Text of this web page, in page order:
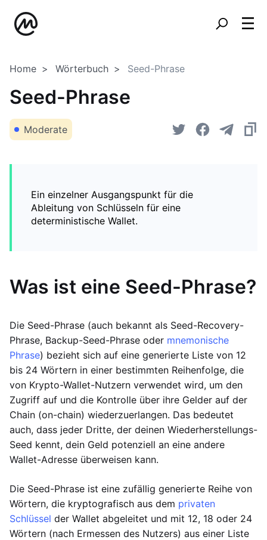
Home Wörterbuch Seed-Phrase
Seed-Phrase
Moderate
Ein einzelner Ausgangspunkt für die
Ableitung von Schlüsseln für eine
deterministische Wallet.
Was ist eine Seed-Phrase?
Die Seed-Phrase (auch bekannt als Seed-Recovery-
Phrase, Backup-Seed-Phrase oder mnemonische
Phrase) bezieht sich auf eine generierte Liste von 12
bis 24 Wörtern in einer bestimmten Reihenfolge, die
von Krypto-Wallet-Nutzern verwendet wird, um den
Zugriff auf und die Kontrolle über ihre Gelder auf der
Chain (on-chain) wiederzuerlangen. Das bedeutet
auch, dass jeder Dritte, der deinen Wiederherstellungs-
Seed kennt, dein Geld potenziell an eine andere
Wallet-Adresse überweisen kann.
Die Seed-Phrase ist eine zufällig generierte Reihe von
Wörtern, die kryptografisch aus dem privaten
Schlüssel der Wallet abgeleitet und mit 12, 18 oder 24
Wörtern (nach Ermessen des Nutzers) aus einer Liste